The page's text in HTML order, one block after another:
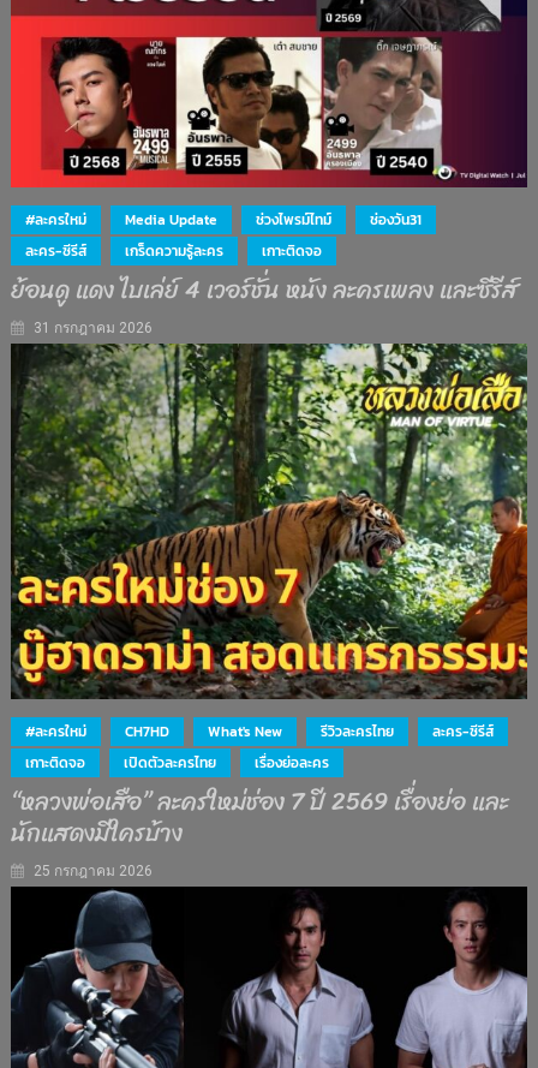
#ละครใหม่ Media Update ช่วงไพรม์ไทม์
ช่องวัน31
ละคร-ซีรีส์
เกร็ดความรู้ละคร เกาะติดจอ
ย้อนดู แดง ไบเล่ย์ 4 เวอร์ชั่น หนัง ละครเพลง และซีรีส์
31 กรกฎาคม 2026
#ละครใหม่ CH7HD What's New รีวิวละครไทย
ละคร-ซีรีส์
เกาะติดจอ
เปิดตัวละครไทย เรื่องย่อละคร
“หลวงพ่อเสือ” ละครใหม่ช่อง 7 ปี 2569 เรื่องย่อ และ
นักแสดงมีใครบ้าง
25 กรกฎาคม 2026